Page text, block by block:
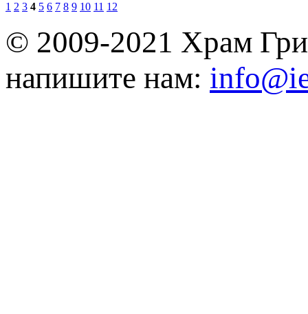
1 2 3 4 5 6 7 8 9 10 11 12
© 2009-2021 Храм
напишите нам: